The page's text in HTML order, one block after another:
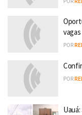
vagas
POR
POR